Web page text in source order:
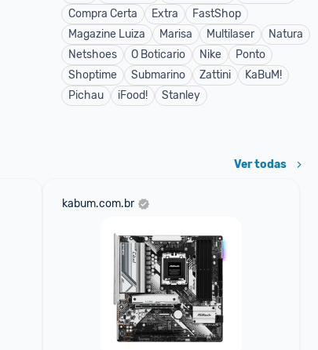
Compra Certa
Extra
FastShop
Magazine Luiza
Marisa Multilaser
Natura
Netshoes
O Boticario Nike
Ponto
Shoptime
Submarino Zattini
KaBuM!
Pichau
iFood! Stanley
Ver todas
kabum.com.br